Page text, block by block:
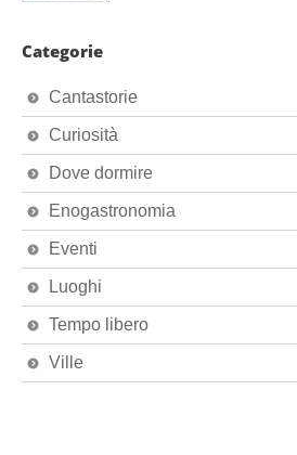
Categorie
Cantastorie
Curiosità
Dove dormire
Enogastronomia
Eventi
Luoghi
Tempo libero
Ville